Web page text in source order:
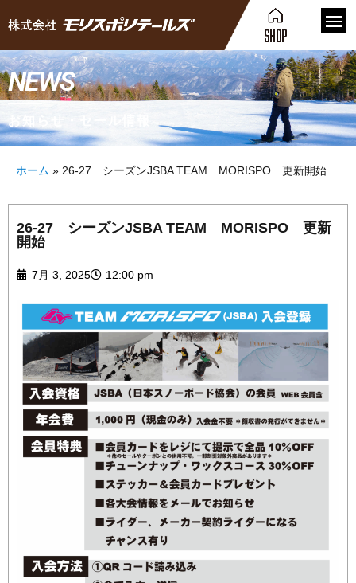
NEWS
お知らせ・セール情報
ホーム » 26-27 シーズンJSBA TEAM MORISPO 更新開始
26-27 シーズンJSBA TEAM MORISPO 更新
開始
7月 3, 2025 12:00 pm